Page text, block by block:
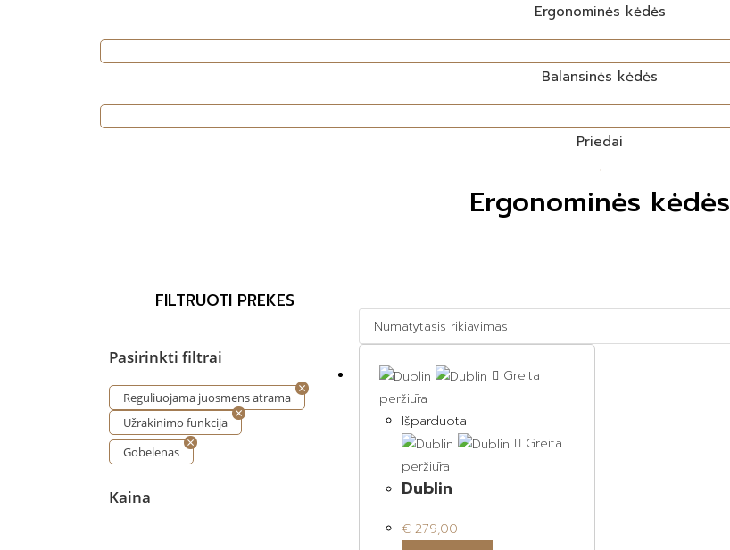
Ergonominės kėdės
Balansinės kėdės
Priedai
Ergonominės kėdės
FILTRUOTI PREKES
Pasirinkti filtrai
Reguliuojama juosmens atrama
Užrakinimo funkcija
Gobelenas
Kaina
Greita
peržiūra
Išparduota
Greita
peržiūra
Dublin
€ 279,00